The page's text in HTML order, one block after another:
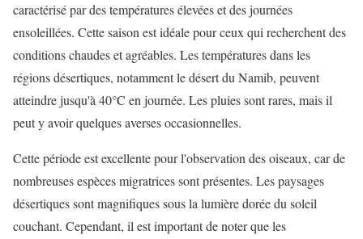
caractérisé par des températures élevées et des journées
ensoleillées. Cette saison est idéale pour ceux qui recherchent des
conditions chaudes et agréables. Les températures dans les
régions désertiques, notamment le désert du Namib, peuvent
atteindre jusqu'à 40°C en journée. Les pluies sont rares, mais il
peut y avoir quelques averses occasionnelles.
Cette période est excellente pour l'observation des oiseaux, car de
nombreuses espèces migratrices sont présentes. Les paysages
désertiques sont magnifiques sous la lumière dorée du soleil
couchant. Cependant, il est important de noter que les